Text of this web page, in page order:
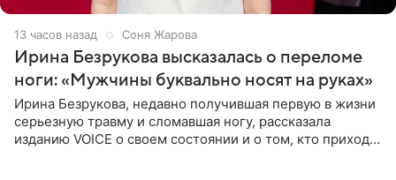
13 часов назад Соня Жарова
Ирина Безрукова высказалась о переломе
ноги: «Мужчины буквально носят на руках»
Ирина Безрукова, недавно получившая первую в жизни
серьезную травму и сломавшая ногу, рассказала
изданию VOICE о своем состоянии и о том, кто приходит